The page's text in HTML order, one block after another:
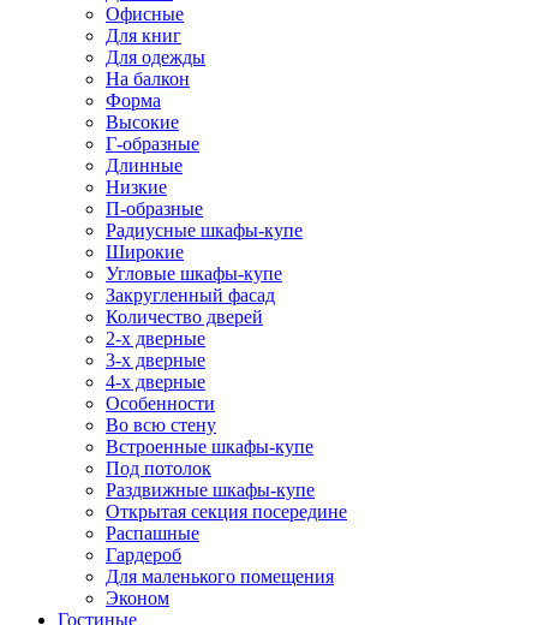
Офисные
Для книг
Для одежды
На балкон
Форма
Высокие
Г-образные
Длинные
Низкие
П-образные
Радиусные шкафы-купе
Широкие
Угловые шкафы-купе
Закругленный фасад
Количество дверей
2-х дверные
3-х дверные
4-х дверные
Особенности
Во всю стену
Встроенные шкафы-купе
Под потолок
Раздвижные шкафы-купе
Открытая секция посередине
Распашные
Гардероб
Для маленького помещения
Эконом
Гостиные